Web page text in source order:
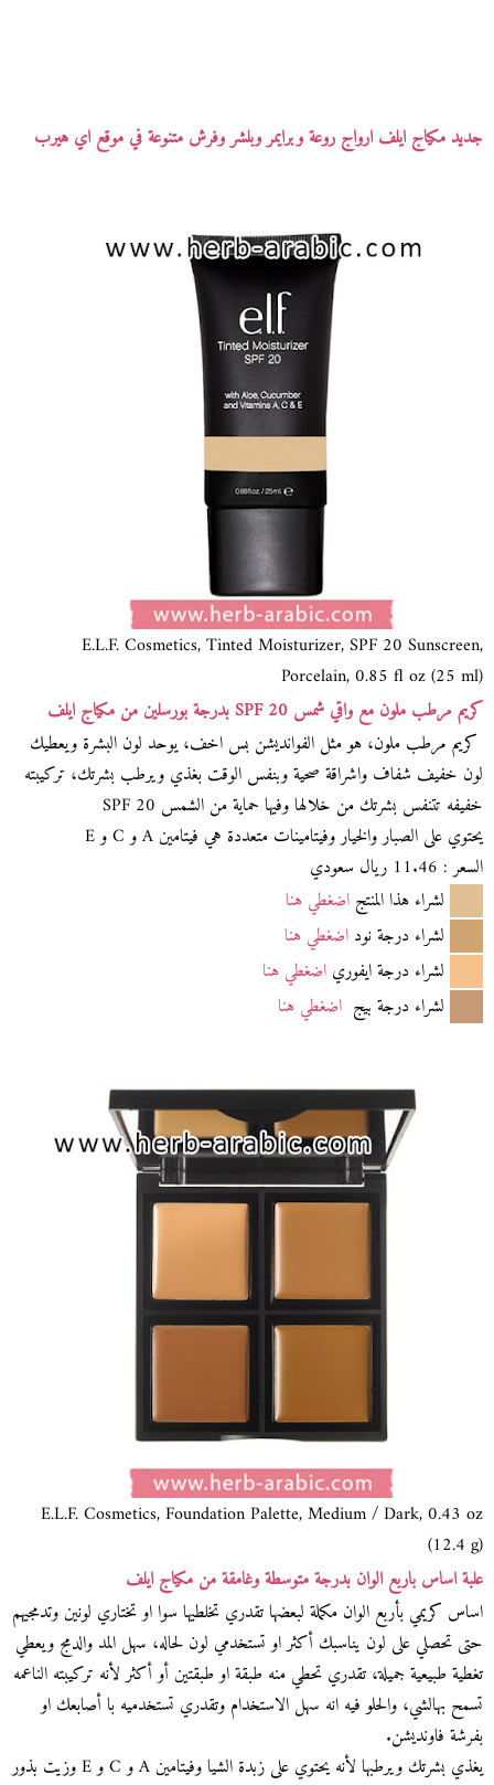
جديد مكياج ايلف ارواج روعة وبرايمر وبلشر وفرش متنوعة في موقع اي هيرب
E.L.F. Cosmetics, Tinted Moisturizer, SPF 20 Sunscreen,
Porcelain, 0.85 fl oz (25 ml)
كريم مرطب ملون مع واقي شمس SPF 20 بدرجة بورسلين من مكياج ايلف
كريم مرطب ملون، هو مثل الفوانديشن بس اخف، يوحد لون البشرة ويعطيك
لون خفيف شفاف واشراقة صحية وبنفس الوقت بغذي ويرطب بشرتك، تركيبته
خفيفه تتنفس بشرتك من خلالها وفيها حماية من الشمس SPF 20
يحتوي على الصبار والخيار وفيتامينات متعددة هي فيتامين A و C و E
السعر : 11.46 ريال سعودي
لشراء هذا المنتجاضغطي هنا
لشراء درجة نوداضغطي هنا
لشراء درجة ايفورياضغطي هنا
لشراء درجة بيج اضغطي هنا
E.L.F. Cosmetics, Foundation Palette, Medium / Dark, 0.43 oz
(12.4 g)
علبة اساس باربع الوان بدرجة متوسطة وغامقة من مكياج ايلف
اساس كريمي بأربع الوان مكملة لبعضها تقدري تخلطيها سوا او تختاري لونين وتدمجيهم
حتى تحصلي على لون يناسبك أكثر او تستخدمي لون لحاله، سهل المد والدمج ويعطي
تغطية طبيعية جميلة، تقدري تحطي منه طبقة او طبقتين أو أكثر لأنه تركيبته الناعمه
تسمح بهالشي، والحلو فيه انه سهل الاستخدام وتقدري تستخدميه با أصابعك او
بفرشة فاونديشن.
يغذي بشرتك ويرطبها لأنه يحتوي على زبدة الشيا وفيتامين A و C و E وزيت بذور